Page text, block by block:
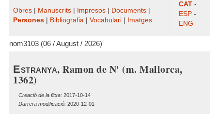
Obres Manuscrits Impresos Documents
Persones
Bibliografia Vocabulari Imatges
CAT -
ESP -
ENG
nom3103 (06 / August / 2026)
Estranya, Ramon de N' (m. Mallorca,
1362)
Creació de la fitxa: 2017-10-14
Darrera modificació: 2020-12-01